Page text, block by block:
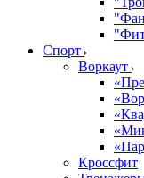
Спорт
Воркаут
Кроссфит